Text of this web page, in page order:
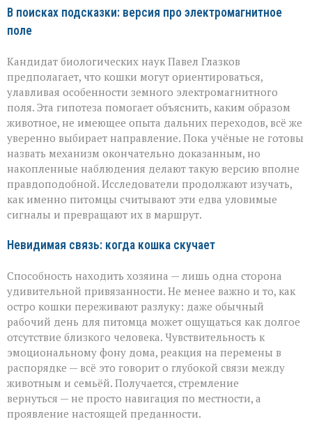
В поисках подсказки: версия про электромагнитное
поле
Кандидат биологических наук Павел Глазков
предполагает, что кошки могут ориентироваться,
улавливая особенности земного электромагнитного
поля. Эта гипотеза помогает объяснить, каким образом
животное, не имеющее опыта дальних переходов, всё же
уверенно выбирает направление. Пока учёные не готовы
назвать механизм окончательно доказанным, но
накопленные наблюдения делают такую версию вполне
правдоподобной. Исследователи продолжают изучать,
как именно питомцы считывают эти едва уловимые
сигналы и превращают их в маршрут.
Невидимая связь: когда кошка скучает
Способность находить хозяина — лишь одна сторона
удивительной привязанности. Не менее важно и то, как
остро кошки переживают разлуку: даже обычный
рабочий день для питомца может ощущаться как долгое
отсутствие близкого человека. Чувствительность к
эмоциональному фону дома, реакция на перемены в
распорядке — всё это говорит о глубокой связи между
животным и семьёй. Получается, стремление
вернуться — не просто навигация по местности, а
проявление настоящей преданности.